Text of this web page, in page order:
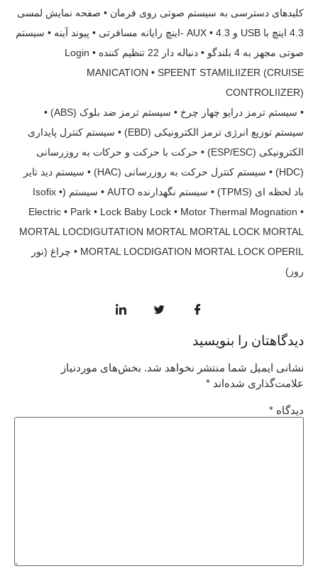
کلیدهای دسترسی به سیستم صوتی روی فرمان • صفحه نمایش لمسی
4.3 اینچ با USB و AUX • 4.3 -اینچ رایانه مسافرتی • پیوند آینه • سیستم
صوتی مجهز به 4 بلندگو • دنباله دار 22 تنظیم کننده Login •
MANICATION • SPEENT STAMILIIZER (CRUISE
CONTROLIIZER)
• سیستم ترمز درایو چهار چرخ • سیستم ترمز ضد بلوک (ABS) •
سیستم توزیع انرژی ترمز الکترونیکی (EBD) • سیستم کنترل پایداری
الکترونیکی (ESP/ESC) • حرکت با حرکت و حرکات به روزرسانی
(HDC) • سیستم کنترل حرکت به روزرسانی (HAC) • سیستم دید تایر
باد لحظه ای (TPMS) • سیستم نگهدارنده AUTO • سیستم (Isofix •
Electric • Park • Lock Baby Lock • Motor Thermal Mognation •
MORTAL LOCDIGUTATION MORTAL MORTAL LOCK MORTAL
• MORTAL LOCDIGATION MORTAL LOCK OPERIL چراغ (نور
روز)
دیدگاهتان را بنویسید
نشانی ایمیل شما منتشر نخواهد شد. بخش‌های موردنیاز
علامت‌گذاری شده‌اند *
دیدگاه *